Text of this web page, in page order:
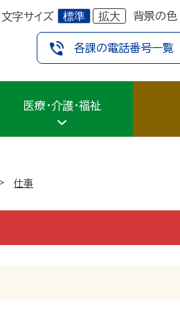
文字サイズ 標準 拡大 背景の色
各課の電話番号一覧
医療・介護・福祉
仕事